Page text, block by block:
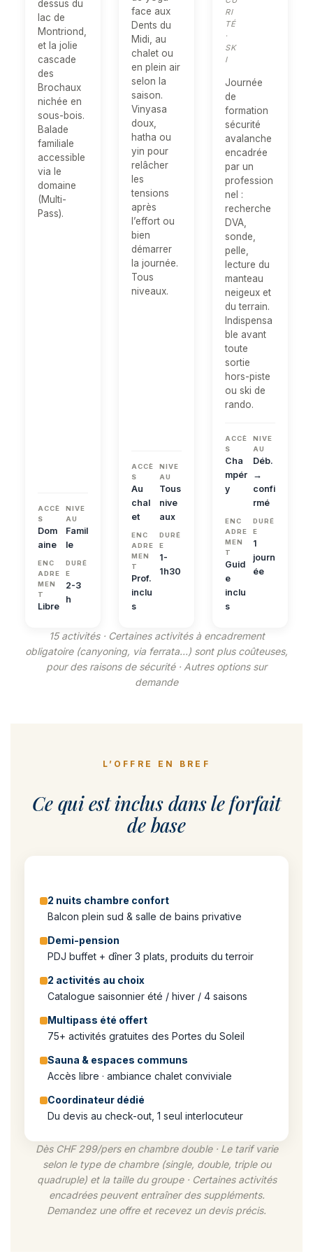
dessus du
lac de
Montriond,
et la jolie
cascade
des
Brochaux
nichée en
sous-bois.
Balade
familiale
accessible
via le
domaine
(Multi-
Pass).
ACCÈ
S
Dom
aine
NIVE
AU
Famil
le
ENC
ADRE
MEN
T
Libre
DURÉ
E
2-3
h
face aux
Dents du
Midi, au
chalet ou
en plein air
selon la
saison.
Vinyasa
doux,
hatha ou
yin pour
relâcher
les
tensions
après
l’effort ou
bien
démarrer
la journée.
Tous
niveaux.
ACCÈ
S
Au
chal
et
NIVE
AU
Tous
nive
aux
ENC
ADRE
MEN
T
Prof.
inclu
s
DURÉ
E
1-
1h30
RI
TÉ
·
SK
I
Journée
de
formation
sécurité
avalanche
encadrée
par un
profession
nel :
recherche
DVA,
sonde,
pelle,
lecture du
manteau
neigeux et
du terrain.
Indispensa
ble avant
toute
sortie
hors-piste
ou ski de
rando.
ACCÈ
S
Cha
mpér
y
NIVE
AU
Déb.
→
confi
rmé
ENC
ADRE
MEN
T
Guid
e
inclu
s
DURÉ
E
1
journ
ée
15 activités · Certaines activités à encadrement
obligatoire (canyoning, via ferrata…) sont plus coûteuses,
pour des raisons de sécurité · Autres options sur
demande
L’OFFRE EN BREF
Ce qui est inclus dans le forfait
de base
2 nuits chambre confort
Balcon plein sud & salle de bains privative
Demi-pension
PDJ buffet + dîner 3 plats, produits du terroir
2 activités au choix
Catalogue saisonnier été / hiver / 4 saisons
Multipass été offert
75+ activités gratuites des Portes du Soleil
Sauna & espaces communs
Accès libre · ambiance chalet conviviale
Coordinateur dédié
Du devis au check-out, 1 seul interlocuteur
Dès CHF 299/pers en chambre double · Le tarif varie
selon le type de chambre (single, double, triple ou
quadruple) et la taille du groupe · Certaines activités
encadrées peuvent entraîner des suppléments.
Demandez une offre et recevez un devis précis.